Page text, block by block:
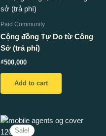
Paid Community
Cộng đồng Tự Do từ Công
Sở (trả phí)
₫500,000
Add to cart
Sale!
Original
price
Current